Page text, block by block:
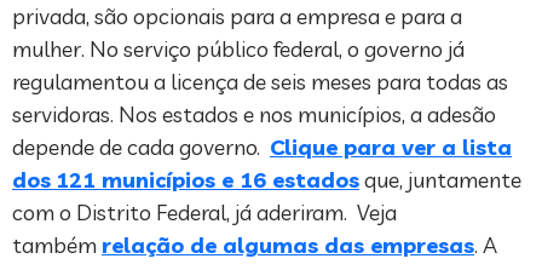
privada, são opcionais para a empresa e para a
mulher. No serviço público federal, o governo já
regulamentou a licença de seis meses para todas as
servidoras. Nos estados e nos municípios, a adesão
depende de cada governo. Clique para ver a lista
dos 121 municípios e 16 estadosque, juntamente
com o Distrito Federal, já aderiram. Veja
também relação de algumas das empresas. A